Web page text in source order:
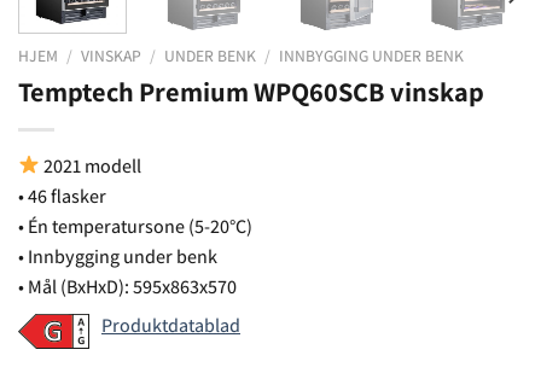
HJEM / VINSKAP / UNDER BENK / INNBYGGING UNDER BENK
Temptech Premium WPQ60SCB vinskap
2021 modell
• 46 flasker
• Én temperatursone (5-20°C)
• Innbygging under benk
• Mål (BxHxD): 595x863x570
Produktdatablad